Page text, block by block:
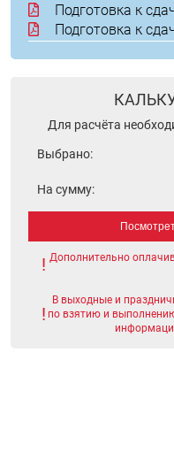
Подготовка к
Подготовка к
Для расчёта
Выбрано:
На сумму:
Дополнительно
В выходные и
по взятию и